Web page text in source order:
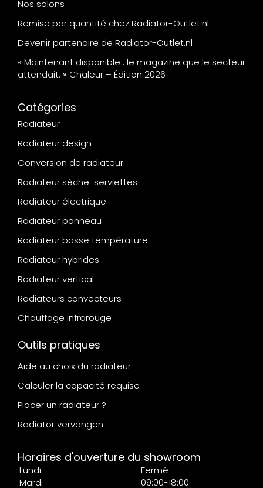
Nos salons
Remise par quantité chez Radiator-Outlet.nl
Devenir partenaire de Radiator-Outlet.nl
« Maintenant disponible : le magazine que le secteur
attendait. » Chaleur – Édition 2026
Catégories
Radiateur
Radiateur design
Conversion de radiateur
Radiateur sèche-serviettes
Radiateur électrique
Radiateur panneau
Radiateur basse température
Radiateur hybrides
Radiateur vertical
Radiateurs convecteurs
Chauffage infrarouge
Outils pratiques
Aide au choix du radiateur
Calculer la capacité requise
Placer un radiateur ?
Radiator vervangen
Horaires d'ouverture du showroom
Lundi
Fermé
Mardi
09:00-18:00